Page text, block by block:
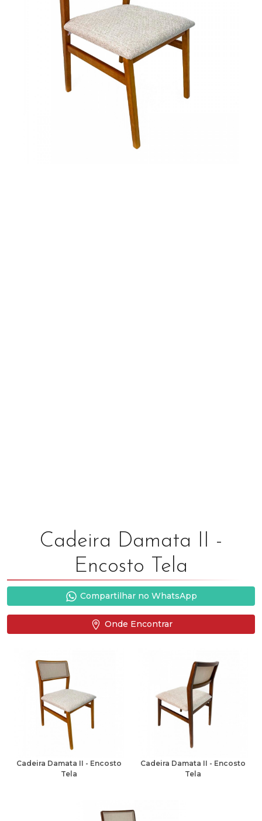
Cadeira Damata II -
Encosto Tela
Compartilhar no WhatsApp
Onde Encontrar
Cadeira Damata II - Encosto
Tela
Cadeira Damata II - Encosto
Tela